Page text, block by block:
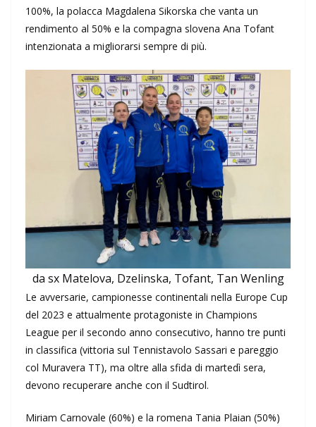
100%, la polacca Magdalena Sikorska che vanta un
rendimento al 50% e la compagna slovena Ana Tofant
intenzionata a migliorarsi sempre di più.
da sx Matelova, Dzelinska, Tofant, Tan Wenling
Le avversarie, campionesse continentali nella Europe Cup
del 2023 e attualmente protagoniste in Champions
League per il secondo anno consecutivo, hanno tre punti
in classifica (vittoria sul Tennistavolo Sassari e pareggio
col Muravera TT), ma oltre alla sfida di martedì sera,
devono recuperare anche con il Sudtirol.
Miriam Carnovale (60%) e la romena Tania Plaian (50%)